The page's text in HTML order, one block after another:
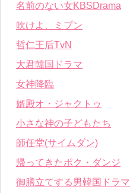
名前のない女KBSDrama
吹けよ、ミプン
哲仁王后TvN
大君韓国ドラマ
女神降臨
婿殿オ・ジャクトゥ
小さな神の子どもたち
師任堂(サイムダン)
帰ってきたポク・ダンジ
御膳立てする男韓国ドラマ